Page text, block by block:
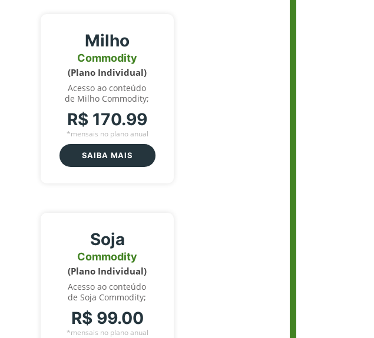
Milho
Commodity
(Plano Individual)
Acesso ao conteúdo
de Milho Commodity;
R$ 170.99
*mensais no plano anual
SAIBA MAIS
Soja
Commodity
(Plano Individual)
Acesso ao conteúdo
de Soja Commodity;
R$ 99.00
*mensais no plano anual